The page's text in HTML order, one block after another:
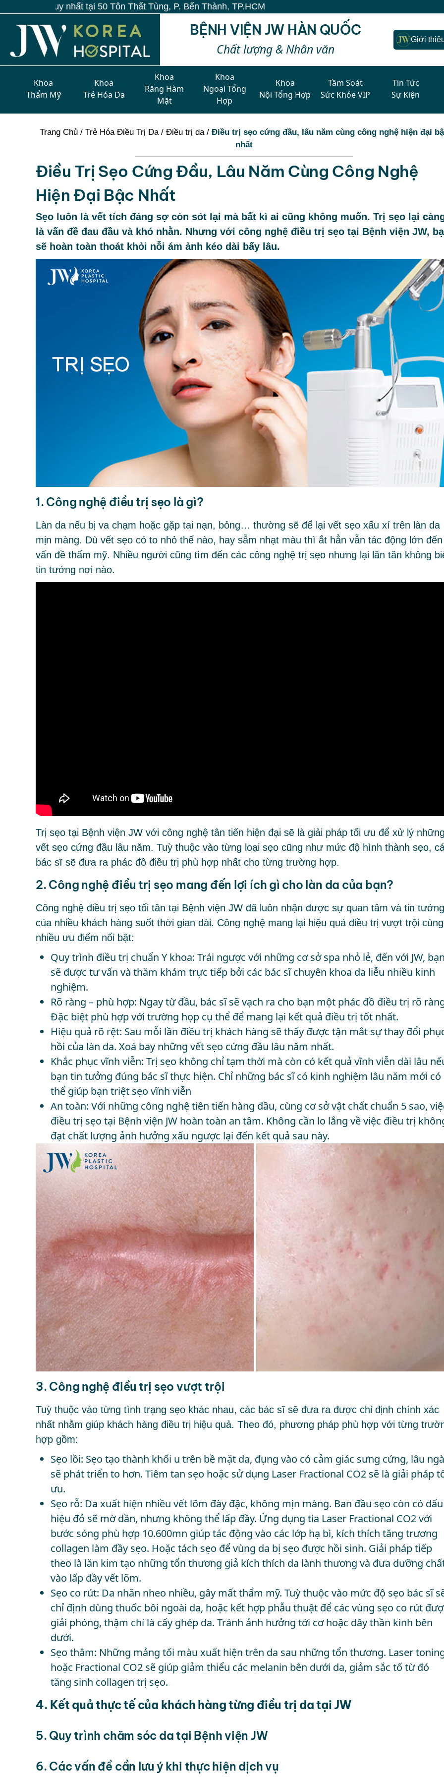
tại 50 Tôn Thất Tùng, P. Bến Thành, TP.HCM
BỆNH VIỆN JW HÀN QUỐC
Chất lượng & Nhân văn
Giới
Khoa
Thẩm Mỹ
Khoa
Trẻ Hóa Da
Khoa
Răng Hàm
Mặt
Khoa
Ngoại Tổng
Hợp
Khoa
Nội Tổng Hợp
Tầm Soát
Sức Khỏe VIP
Tin Tức
Sự Kiện
Trang Chủ/ Trẻ Hóa Điều Trị Da/ Điều trị da/ Điều trị sẹo cứng đầu, lâu năm cùng công nghệ hiện đại
nhất
Điều Trị Sẹo Cứng Đầu, Lâu Năm Cùng Công Nghệ
Hiện Đại Bậc Nhất
Sẹo luôn là vết tích đáng sợ còn sót lại mà bất kì ai cũng không muốn. Trị sẹo lại
là vấn đề đau đầu và khó nhằn. Nhưng với công nghệ điều trị sẹo tại Bệnh viện JW,
sẽ hoàn toàn thoát khỏi nỗi ám ảnh kéo dài bấy lâu.
1. Công nghệ điều trị sẹo là gì?
Làn da nếu bị va chạm hoặc gặp tai nạn, bỏng… thường sẽ để lại vết sẹo xấu xí trên làn da
mịn màng. Dù vết sẹo có to nhỏ thế nào, hay sẫm nhạt màu thì ắt hẳn vẫn tác động lớn đến
vấn đề thẩm mỹ. Nhiều người cũng tìm đến các công nghệ trị sẹo nhưng lại lăn tăn không
tin tưởng nơi nào.
Trị sẹo tại Bệnh viện JW với công nghệ tân tiến hiện đại sẽ là giải pháp tối ưu để xử lý
vết sẹo cứng đầu lâu năm. Tuỳ thuộc vào từng loại sẹo cũng như mức độ hình thành sẹo,
bác sĩ sẽ đưa ra phác đồ điều trị phù hợp nhất cho từng trường hợp.
2. Công nghệ điều trị sẹo mang đến lợi ích gì cho làn da của bạn?
Công nghệ điều trị sẹo tối tân tại Bệnh viện JW đã luôn nhận được sự quan tâm và tin tưởng
của nhiều khách hàng suốt thời gian dài. Công nghệ mang lại hiệu quả điều trị vượt trội cùng
nhiều ưu điểm nổi bật:
Quy trình điều trị chuẩn Y khoa: Trái ngược với những cơ sở spa nhỏ lẻ, đến với JW,
sẽ được tư vấn và thăm khám trực tiếp bởi các bác sĩ chuyên khoa da liễu nhiều kinh
nghiệm.
Rõ ràng – phù hợp: Ngay từ đầu, bác sĩ sẽ vạch ra cho bạn một phác đồ điều trị rõ
Đặc biệt phù hợp với trường họp cụ thể để mang lại kết quả điều trị tốt nhất.
Hiệu quả rõ rệt: Sau mỗi lần điều trị khách hàng sẽ thấy được tận mắt sự thay đổi
hồi của làn da. Xoá bay những vết sẹo cứng đầu lâu năm nhất.
Khắc phục vĩnh viễn: Trị sẹo không chỉ tạm thời mà còn có kết quả vĩnh viễn dài lâu
bạn tin tưởng đúng bác sĩ thực hiện. Chỉ những bác sĩ có kinh nghiệm lâu năm mới có
thể giúp bạn triệt sẹo vĩnh viễn
An toàn: Với những công nghệ tiên tiến hàng đầu, cùng cơ sở vật chất chuẩn 5 sao,
điều trị sẹo tại Bệnh viện JW hoàn toàn an tâm. Không cần lo lắng về việc điều trị
đạt chất lượng ảnh hưởng xấu ngược lại đến kết quả sau này.
3. Công nghệ điều trị sẹo vượt trội
Tuỳ thuộc vào từng tình trạng sẹo khác nhau, các bác sĩ sẽ đưa ra được chỉ định chính xác
nhất nhằm giúp khách hàng điều trị hiệu quả. Theo đó, phương pháp phù hợp với từng
hợp gồm:
Sẹo lồi: Sẹo tạo thành khối u trên bề mặt da, đụng vào có cảm giác sưng cứng, lâu
sẽ phát triển to hơn. Tiêm tan sẹo hoặc sử dụng Laser Fractional CO2 sẽ là giải pháp
ưu.
Sẹo rỗ: Da xuất hiện nhiều vết lõm đày đặc, không mịn màng. Ban đầu sẹo còn có dấu
hiệu đỏ sẽ mờ dần, nhưng không thể lấp đầy. Ứng dụng tia Laser Fractional CO2 với
bước sóng phù hợp 10.600mn giúp tác động vào các lớp hạ bì, kích thích tăng trương
collagen làm đầy sẹo. Hoặc tách sẹo để vùng da bị sẹo được hồi sinh. Giải pháp tiếp
theo là lăn kim tạo những tổn thương giả kích thích da lành thương và đưa dưỡng
vào lấp đầy vết lõm.
Sẹo co rút: Da nhăn nheo nhiều, gây mất thẩm mỹ. Tuỳ thuộc vào mức độ sẹo bác sĩ
chỉ định dùng thuốc bôi ngoài da, hoặc kết hợp phẫu thuật để các vùng sẹo co rút
giải phóng, thậm chí là cấy ghép da. Tránh ảnh hưởng tới cơ hoặc dây thần kinh bên
dưới.
Sẹo thâm: Những mảng tối màu xuất hiện trên da sau những tổn thương. Laser
hoặc Fractional CO2 sẽ giúp giảm thiểu các melanin bên dưới da, giảm sắc tố từ đó
tăng sinh collagen trị sẹo.
4. Kết quả thực tế của khách hàng từng điều trị da tại JW
5. Quy trình chăm sóc da tại Bệnh viện JW
6. Các vấn đề cần lưu ý khi thực hiện dịch vụ